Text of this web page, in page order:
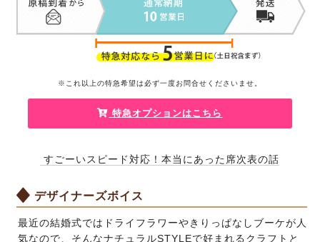
※これ以上の特急希望は必ず一度お問合せくださいませ
特急オプションはこちら
すごーいスピード対応！本当にあった席次表の話
デザイナーズボイス
最近の結婚式ではドライフラワーやきりっぱなしブーケが人
気なので、そんなナチュラルSTYLEで好まれるクラフトと